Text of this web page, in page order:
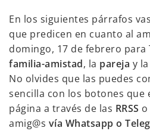
En los siguientes párrafos
que predicen en cuanto al
domingo, 17 de febrero para
familia-amistad, la pareja y la
No olvides que las puedes
sencilla con los botones que
página a través de las RRSS
amig@s vía Whatsapp o